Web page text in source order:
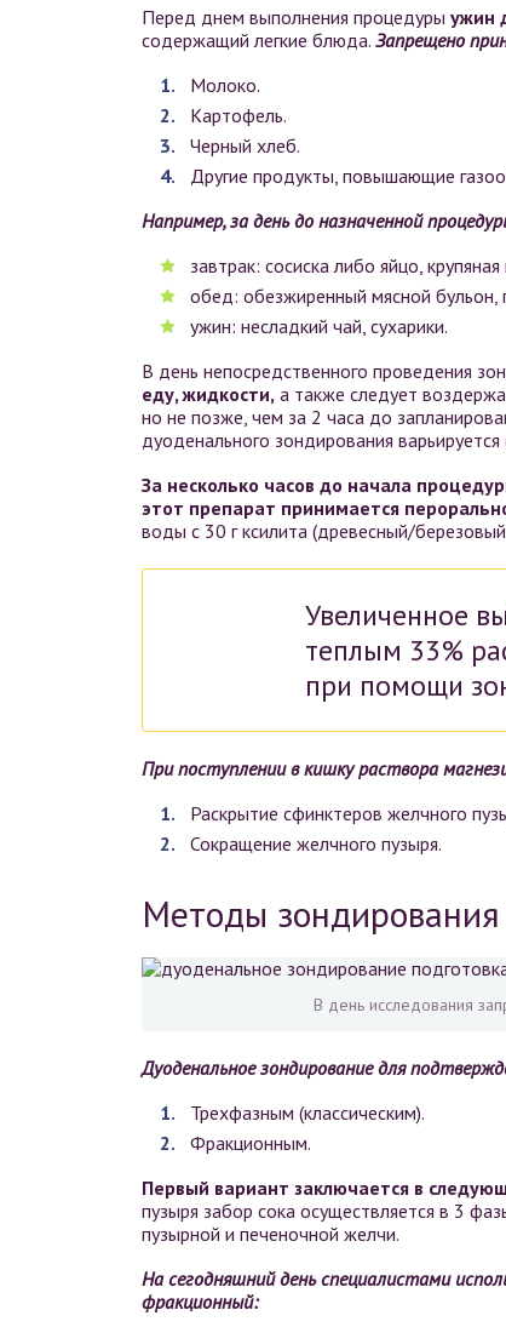
Перед днем выполнения процедуры ужин
содержащий легкие блюда. Запрещено
Молоко.
Картофель.
Черный хлеб.
Другие продукты, повышающие
Например, за день до назначенной
завтрак: сосиска либо яйцо,
обед: обезжиренный мясной
ужин: несладкий чай, сухарики.
В день непосредственного проведения
еду, жидкости, а также следует
но не позже, чем за 2 часа до
дуоденального зондирования
За несколько часов до начала
этот препарат принимается
воды с 30 г ксилита (древесный/березовый
Увеличенное
теплым 33%
при помощи
При поступлении в кишку раствора
Раскрытие сфинктеров желчного
Сокращение желчного пузыря.
Методы
В день исследования
Дуоденальное зондирование для
Трехфазным (классическим).
Фракционным.
Первый вариант заключается в
пузыря забор сока осуществляется в 3
пузырной и печеночной желчи.
На сегодняшний день специалистами
фракционный: